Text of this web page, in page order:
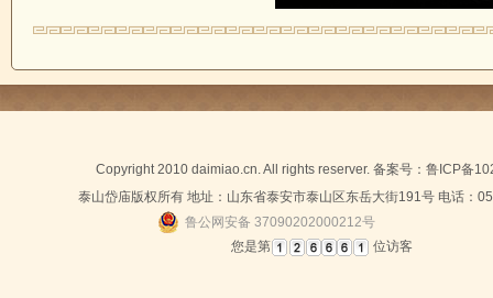
Copyright 2010 daimiao.cn. All rights reserver. 备案号： 鲁ICP备
泰山岱庙版权所有 地址：山东省泰安市泰山区东岳大街191号 电话：
鲁公网安备 37090202000212号
您是第
位访客